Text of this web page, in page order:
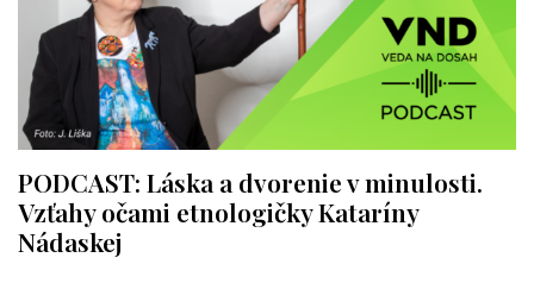
PODCAST: Láska a dvorenie v minulosti.
Vzťahy očami etnologičky Kataríny
Nádaskej